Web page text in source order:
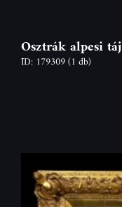
Osztrák alpesi táj
ID: 179309(1 db)